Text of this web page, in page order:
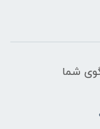
شما